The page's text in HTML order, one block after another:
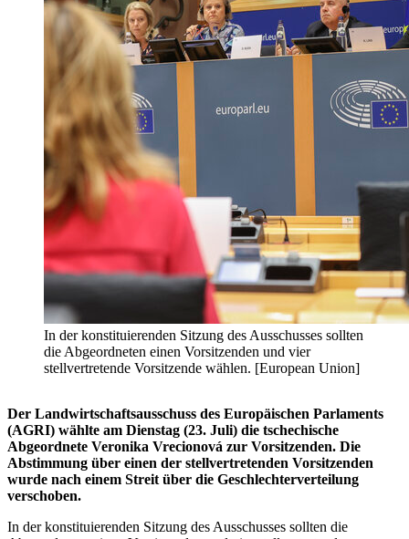
In der konstituierenden Sitzung des Ausschusses sollten
die Abgeordneten einen Vorsitzenden und vier
stellvertretende Vorsitzende wählen. [European Union]
Der Landwirtschaftsausschuss des Europäischen Parlaments
(AGRI) wählte am Dienstag (23. Juli) die tschechische
Abgeordnete Veronika Vrecionová zur Vorsitzenden. Die
Abstimmung über einen der stellvertretenden Vorsitzenden
wurde nach einem Streit über die Geschlechterverteilung
verschoben.
In der konstituierenden Sitzung des Ausschusses sollten die